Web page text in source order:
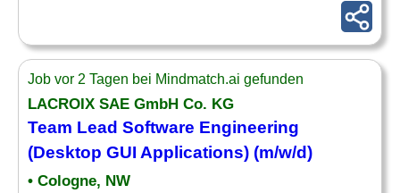
Job vor 2 Tagen bei Mindmatch.ai gefunden
LACROIX SAE GmbH Co. KG
Team Lead Software Engineering
(Desktop GUI Applications) (m/w/d)
• Cologne, NW